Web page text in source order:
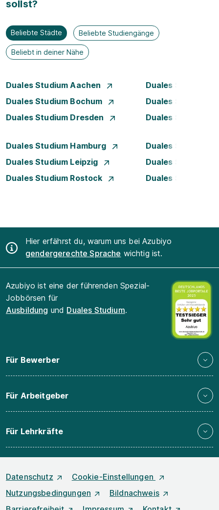
sollst?
Beliebte Städte Beliebte Studiengänge
Beliebt in deiner Nähe
Duales Studium Aachen
Duales Studium
Duales Studium Bochum
Duales Studium
Duales Studium Dresden
Duales Studium
Duales Studium Hamburg
Duales Studium
Duales Studium Leipzig
Duales Studium
Duales Studium Rostock
Duales Studium
Hier erfährst du, warum uns bei Azubiyo
gendergerechte Sprache wichtig ist.
Azubiyo ist eine der führenden Spezial-
Jobbörsen für
Ausbildung und Duales Studium.
Für Bewerber
Für Arbeitgeber
Für Lehrkräfte
Datenschutz
Cookie-Einstellungen
Nutzungsbedingungen
Bildnachweis